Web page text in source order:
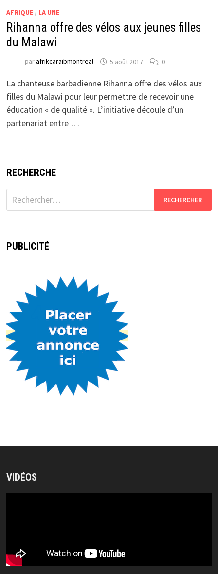
AFRIQUE/ LA UNE
Rihanna offre des vélos aux jeunes filles
du Malawi
parafrikcaraibmontreal 5 août 2017 0
La chanteuse barbadienne Rihanna offre des vélos aux
filles du Malawi pour leur permettre de recevoir une
éducation « de qualité ». L’initiative découle d’un
partenariat entre …
RECHERCHE
Rechercher :
PUBLICITÉ
VIDÉOS